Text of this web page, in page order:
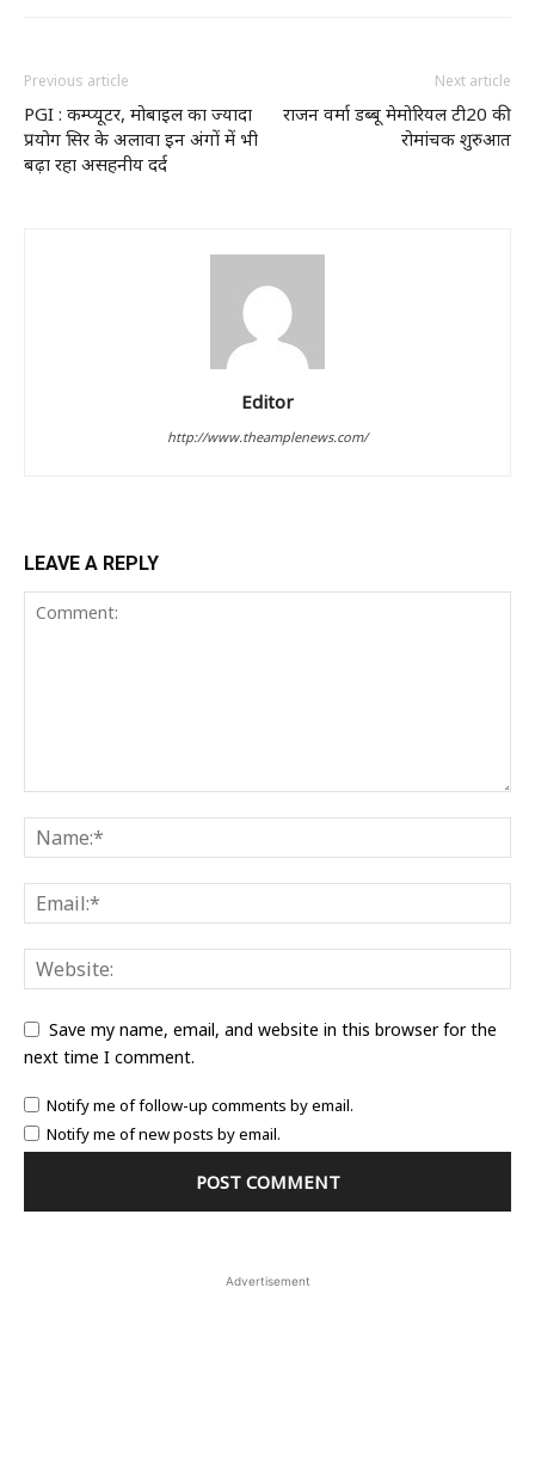
Previous article
PGI : कम्प्यूटर, मोबाइल का ज्यादा
प्रयोग सिर के अलावा इन अंगों में भी
बढ़ा रहा असहनीय दर्द
Next article
राजन वर्मा डब्बू मेमोरियल टी20 की
रोमांचक शुरुआत
Editor
http://www.theamplenews.com/
LEAVE A REPLY
Save my name, email, and website in this browser for the
next time I comment.
Notify me of follow-up comments by email.
Notify me of new posts by email.
Advertisement